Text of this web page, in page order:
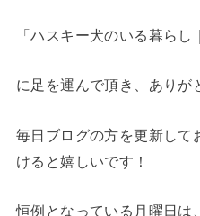
「ハスキー犬のいる暮らし
に足を運んで頂き、ありが
毎日ブログの方を更新して
けると嬉しいです！
恒例となっている月曜日は、